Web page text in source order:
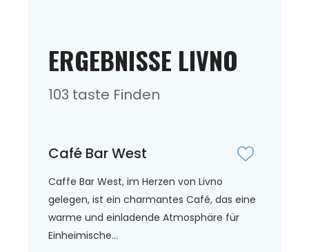
ERGEBNISSE LIVNO
103 taste Finden
Café Bar West
Caffe Bar West, im Herzen von Livno
gelegen, ist ein charmantes Café, das eine
warme und einladende Atmosphäre für
Einheimische...